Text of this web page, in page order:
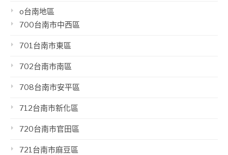
o台南地區
700台南市中西區
701台南市東區
702台南市南區
708台南市安平區
712台南市新化區
720台南市官田區
721台南市麻豆區